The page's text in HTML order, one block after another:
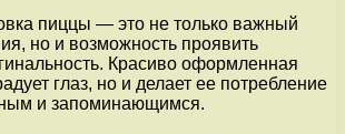
пиццы — это не только важный
но и возможность проявить
Красиво оформленная
глаз, но и делает ее потребление
и запоминающимся.